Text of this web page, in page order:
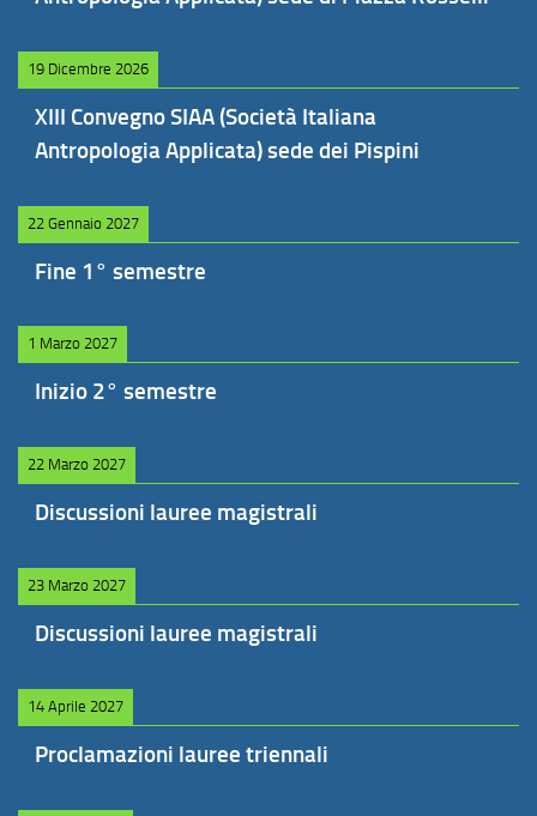
19 Dicembre 2026
XIII Convegno SIAA (Società Italiana
Antropologia Applicata) sede dei Pispini
22 Gennaio 2027
Fine 1° semestre
1 Marzo 2027
Inizio 2° semestre
22 Marzo 2027
Discussioni lauree magistrali
23 Marzo 2027
Discussioni lauree magistrali
14 Aprile 2027
Proclamazioni lauree triennali